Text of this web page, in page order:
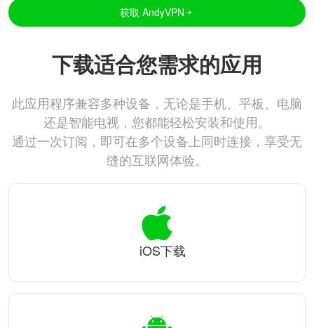
获取 AndyVPN
下载适合您需求的应用
此应用程序兼容多种设备，无论是手机、平板、电脑
还是智能电视，您都能轻松安装和使用。
通过一次订阅，即可在多个设备上同时连接，享受无
缝的互联网体验。
iOS下载